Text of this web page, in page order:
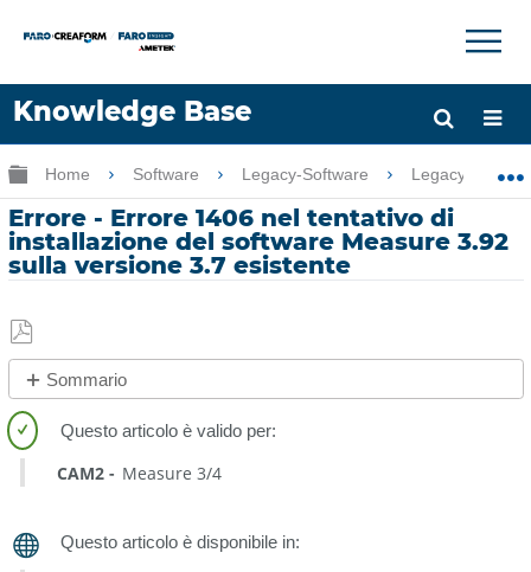
Knowledge Base
Lingua
Chiedere aiuto Accesso
×
Ingrandisci/riduci gerarchia globale
Home Software Legacy-Software Legacy-
Errore - Errore 1406 nel tentativo di
installazione del software Measure 3.92
sulla versione 3.7 esistente
Salva
come
PDF
Sommario
No
intestazioni
CAM2 Measure 3/4